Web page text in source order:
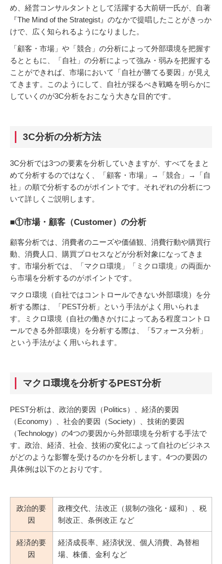
め、経営コンサルタントとして活躍する大前研一氏が、自著
『The Mind of the Strategist』のなかで提唱したことがきっか
けで、広く知られるようになりました。
「顧客・市場」や「競合」の分析によって外部環境を把握す
るとともに、「自社」の分析によって強み・弱みを把握する
ことができれば、市場において「自社が勝てる要因」が見え
てきます。このようにして、自社が採るべき戦略を明らかに
していくのが3C分析をおこなう大きな目的です。
3C分析の分析方法
3C分析では3つの要素を分析していきますが、すべてをまと
めて分析するのではなく、「顧客・市場」→「競合」→「自
社」の順で分析するのがポイントです。それぞれの分析につ
いて詳しくご説明します。
■①市場・顧客（Customer）の分析
顧客分析では、消費者のニーズや価値観、消費行動や購買行
動、消費人口、購買プロセスなどが分析対象になってきま
す。市場分析では、「マクロ環境」「ミクロ環境」の両面か
ら市場を分析するのがポイントです。
マクロ環境（自社ではコントロールできない外部環境）を分
析する際は、「PEST分析」という手法がよく用いられま
す。ミクロ環境（自社の働きかけによってある程度コントロ
ールできる外部環境）を分析する際は、「5フォース分析」
という手法がよく用いられます。
マクロ環境を分析するPEST分析
PEST分析は、政治的要因（Politics）、経済的要因
（Economy）、社会的要因（Society）、技術的要因
（Technology）の4つの要因から外部環境を分析する手法で
す。政治、経済、社会、技術の変化によって自社のビジネス
がどのような影響を受けるのかを分析します。4つの要因の
具体例は以下のとおりです。
政治的要
因
政権交代、法改正（規制の強化・緩和）、税
制改正、条例改正 など
経済的要
因
経済成長率、経済状況、個人消費、為替相
場、株価、金利 など